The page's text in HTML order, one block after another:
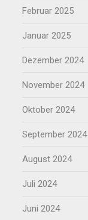
Februar 2025
Januar 2025
Dezember 2024
November 2024
Oktober 2024
September 2024
August 2024
Juli 2024
Juni 2024